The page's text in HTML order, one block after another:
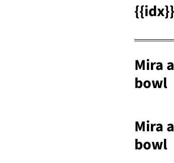
Mira
bowl
Mira
bowl